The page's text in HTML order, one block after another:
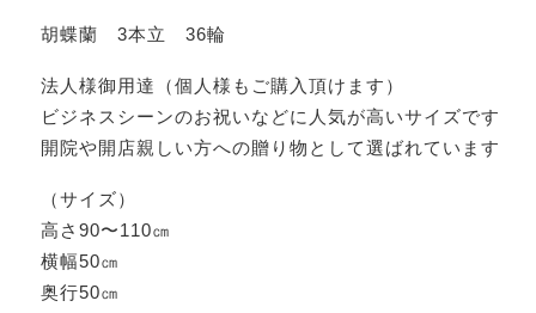
胡蝶蘭 3本立 36輪
法人様御用達（個人様もご購入頂けます）
ビジネスシーンのお祝いなどに人気が高いサイズです
開院や開店親しい方への贈り物として選ばれています
（サイズ）
高さ90〜110㎝
横幅50㎝
奥行50㎝